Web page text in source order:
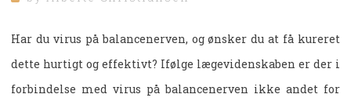
Har du virus på balancenerven, og ønsker du at få kureret
dette hurtigt og effektivt? Ifølge lægevidenskaben er der i
forbindelse med virus på balancenerven ikke andet for